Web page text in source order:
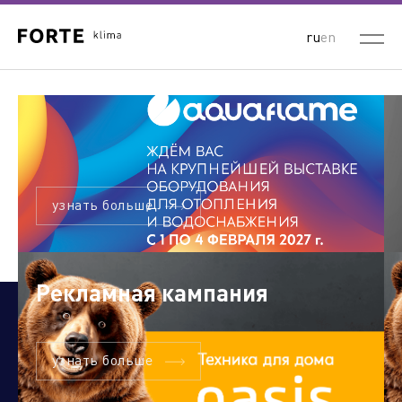
ruen
узнать больше
Рекламная кампания
узнать больше